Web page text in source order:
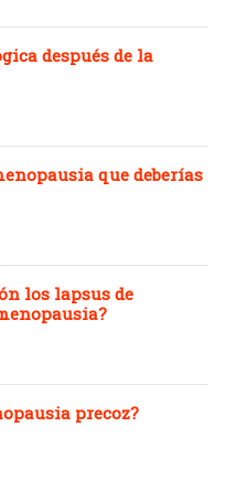
después de la
que deberías
los lapsus de
precoz?